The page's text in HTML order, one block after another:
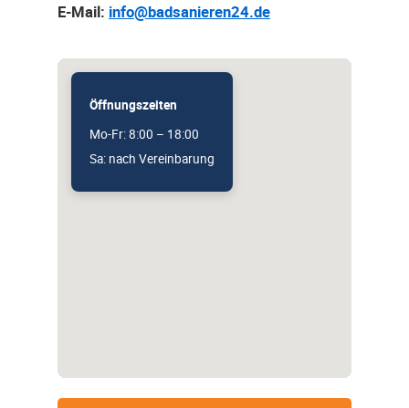
E-Mail: info@badsanieren24.de
Öffnungszeiten
Mo-Fr: 8:00 – 18:00
Sa: nach Vereinbarung